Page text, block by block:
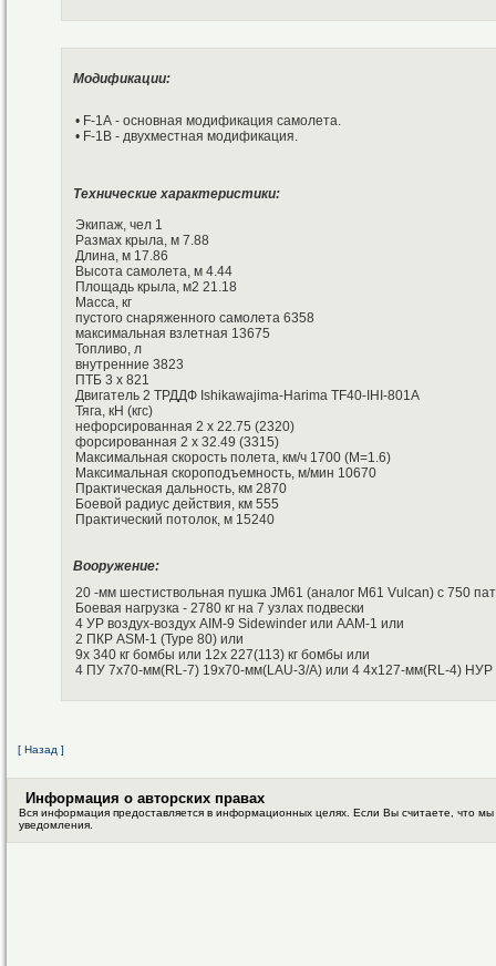
Модификации:
• F-1А - основная модификация самолета.
• F-1В - двухместная модификация.
Технические характеристики:
Экипаж, чел 1
Размах крыла, м 7.88
Длина, м 17.86
Высота самолета, м 4.44
Площадь крыла, м2 21.18
Масса, кг
пустого снаряженного самолета 6358
максимальная взлетная 13675
Топливо, л
внутренние 3823
ПТБ 3 х 821
Двигатель 2 ТРДДФ Ishikawajima-Harima TF40-IHI-801A
Тяга, кН (кгс)
нефорсированная 2 х 22.75 (2320)
форсированная 2 х 32.49 (3315)
Максимальная скорость полета, км/ч 1700 (М=1.6)
Максимальная скороподъемность, м/мин 10670
Практическая дальность, км 2870
Боевой радиус действия, км 555
Практический потолок, м 15240
Вооружение:
20 -мм шестиствольная пушка JM61 (аналог M61 Vulcan) с 750
Боевая нагрузка - 2780 кг на 7 узлах подвески
4 УР воздух-воздух AIM-9 Sidewinder или ААМ-1 или
2 ПКР ASM-1 (Type 80) или
9x 340 кг бомбы или 12x 227(113) кг бомбы или
4 ПУ 7х70-мм(RL-7) 19х70-мм(LAU-3/A) или 4 4х127-мм(RL-4) НУР
[ Назад ]
Информация о авторских правах
Вся информация предоставляется в информационных целях. Если Вы считаете, что
уведомления.